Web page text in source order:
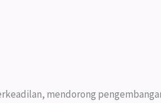
mendorong